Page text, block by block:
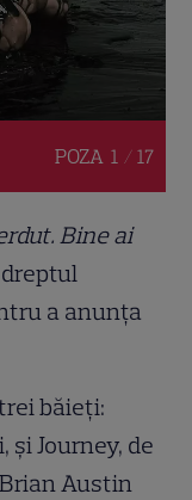
POZA 1 / 17
Bine ai
a anunța
băieți:
și Journey, de
Austin